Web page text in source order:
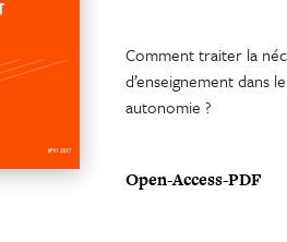
Comment traiter la
d’enseignement dans
autonomie ?
Open-Access-PDF